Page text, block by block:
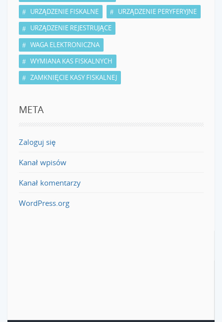
URZĄDZENIE FISKALNE
URZĄDZENIE PERYFERYJNE
URZĄDZENIE REJESTRUJĄCE
WAGA ELEKTRONICZNA
WYMIANA KAS FISKALNYCH
ZAMKNIĘCIE KASY FISKALNEJ
META
Zaloguj się
Kanał wpisów
Kanał komentarzy
WordPress.org